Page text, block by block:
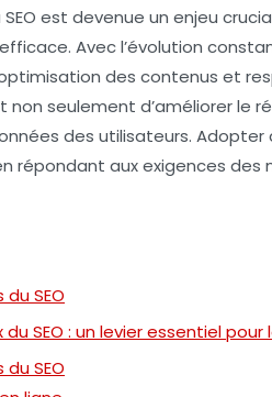
SEO est devenue un enjeu
Avec l’évolution
des contenus et
non seulement d’améliorer le
des utilisateurs.
répondant aux exigences des
SEO
SEO : un levier essentiel pour
SEO